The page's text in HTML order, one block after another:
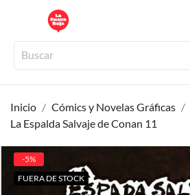
Inicio Cómics y Novelas Gráficas
La Espalda Salvaje de Conan 11
-5%
FUERA DE STOCK